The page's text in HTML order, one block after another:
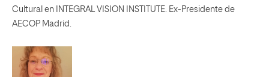
Cultural en INTEGRAL VISION INSTITUTE. Ex-Presidente de
AECOP Madrid.